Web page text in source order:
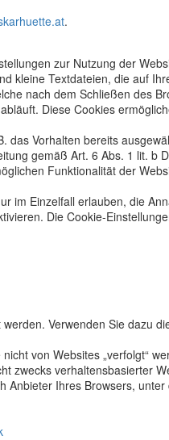
.
zur Nutzung der
kleine Textdateien, die auf
nach dem Schließen des
Diese Cookies
das Vorhalten bereits
gemäß Art. 6 Abs. 1 lit. b
Funktionalität der
im Einzelfall erlauben, die
Die Cookie-
Verwenden Sie dazu
von Websites „verfolgt“
zwecks verhaltensbasierter
Ihres Browsers,